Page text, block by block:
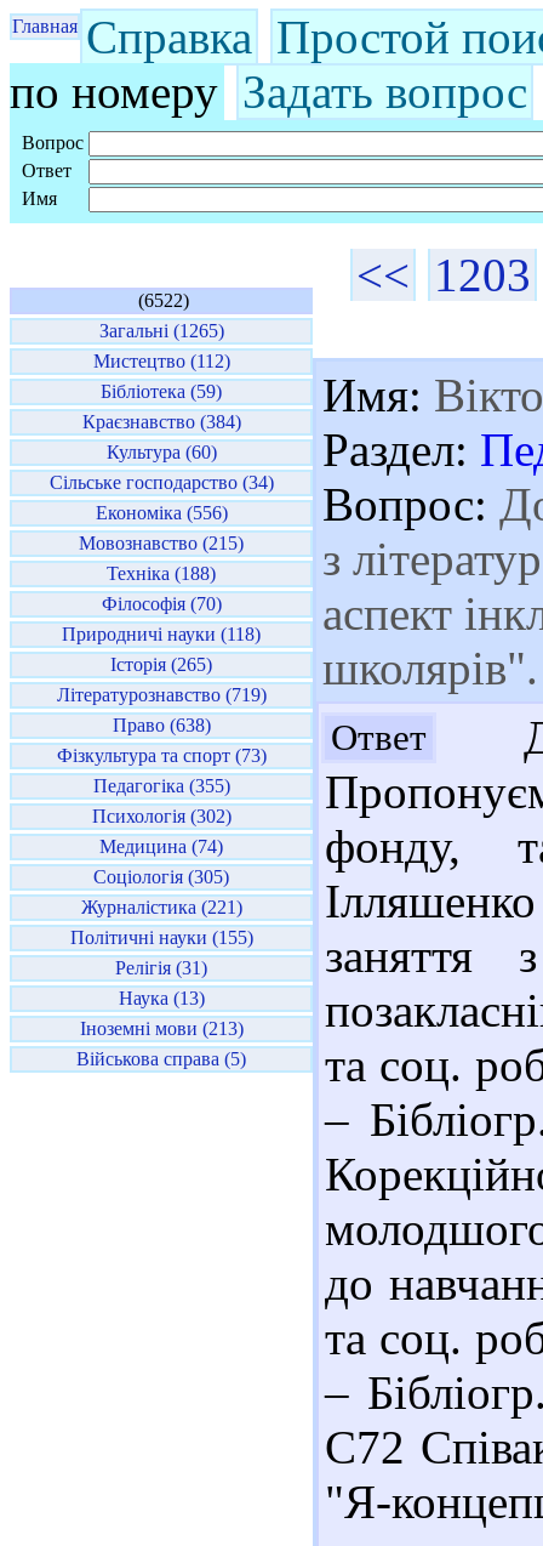
Главная Справка Простой
по номеру Задать вопрос
Вопрос
Ответ
Имя
(6522)
Загальні (1265)
Мистецтво (112)
Бібліотека (59)
Краєзнавство (384)
Культура (60)
Сільське господарство (34)
Економіка (556)
Мовознавство (215)
Техніка (188)
Філософія (70)
Природничі науки (118)
Історія (265)
Літературознавство (719)
Право (638)
Фізкультура та спорт (73)
Педагогіка (355)
Психологія (302)
Медицина (74)
Соціологія (305)
Журналістика (221)
Політичні науки (155)
Релігія (31)
Наука (13)
Іноземні мови (213)
Військова справа (5)
<< 1203
Имя:
Раздел:
Вопрос:
з
аспект
Ответ
фонду,
та соц.
–
до
та соц.
–
С72
"Я-